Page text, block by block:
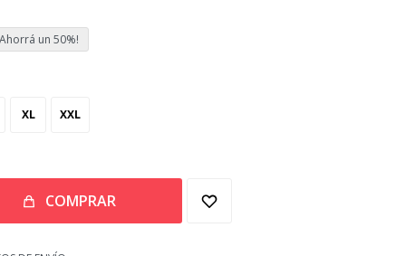
50
XL XXL
COMPRAR